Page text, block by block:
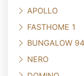
APOLLO
FASTHOME 1
BUNGALOW 94
NERO